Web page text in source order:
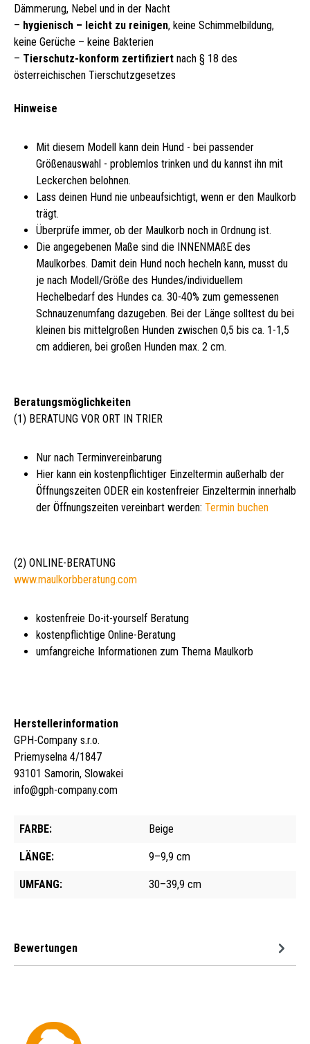
Dämmerung, Nebel und in der Nacht
– hygienisch – leicht zu reinigen, keine Schimmelbildung,
keine Gerüche – keine Bakterien
– Tierschutz-konform zertifiziert nach § 18 des
österreichischen Tierschutzgesetzes
Hinweise
Mit diesem Modell kann dein Hund - bei passender
Größenauswahl - problemlos trinken und du kannst ihn mit
Leckerchen belohnen.
Lass deinen Hund nie unbeaufsichtigt, wenn er den Maulkorb
trägt.
Überprüfe immer, ob der Maulkorb noch in Ordnung ist.
Die angegebenen Maße sind die INNENMAßE des
Maulkorbes. Damit dein Hund noch hecheln kann, musst du
je nach Modell/Größe des Hundes/individuellem
Hechelbedarf des Hundes ca. 30-40% zum gemessenen
Schnauzenumfang dazugeben. Bei der Länge solltest du bei
kleinen bis mittelgroßen Hunden zwischen 0,5 bis ca. 1-1,5
cm addieren, bei großen Hunden max. 2 cm.
Beratungsmöglichkeiten
(1) BERATUNG VOR ORT IN TRIER
Nur nach Terminvereinbarung
Hier kann ein kostenpflichtiger Einzeltermin außerhalb der
Öffnungszeiten ODER ein kostenfreier Einzeltermin innerhalb
der Öffnungszeiten vereinbart werden: Termin buchen
(2) ONLINE-BERATUNG
www.maulkorbberatung.com
kostenfreie Do-it-yourself Beratung
kostenpflichtige Online-Beratung
umfangreiche Informationen zum Thema Maulkorb
Herstellerinformation
GPH-Company s.r.o.
Priemyselna 4/1847
93101 Samorin, Slowakei
info@gph-company.com
FARBE: Beige
LÄNGE: 9–9,9 cm
UMFANG: 30–39,9 cm
Bewertungen